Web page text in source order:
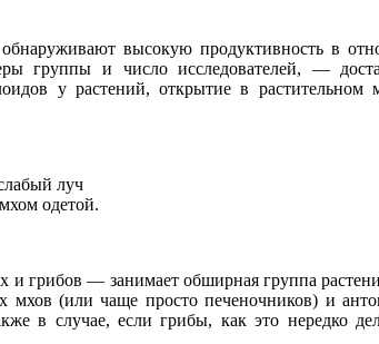
высокую продуктивность в
группы и число исследователей, —
у растений, открытие в
луч
одетой.
и грибов — занимает обширная группа
(или чаще просто печеночников) и
случае, если грибы, как это нередко